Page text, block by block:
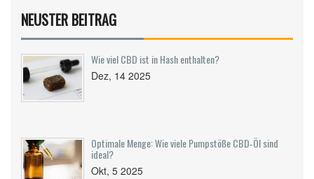
NEUSTER BEITRAG
Wie viel CBD ist in Hash enthalten?
Dez, 14 2025
Optimale Menge: Wie viele Pumpstöße CBD‑Öl sind
ideal?
Okt, 5 2025